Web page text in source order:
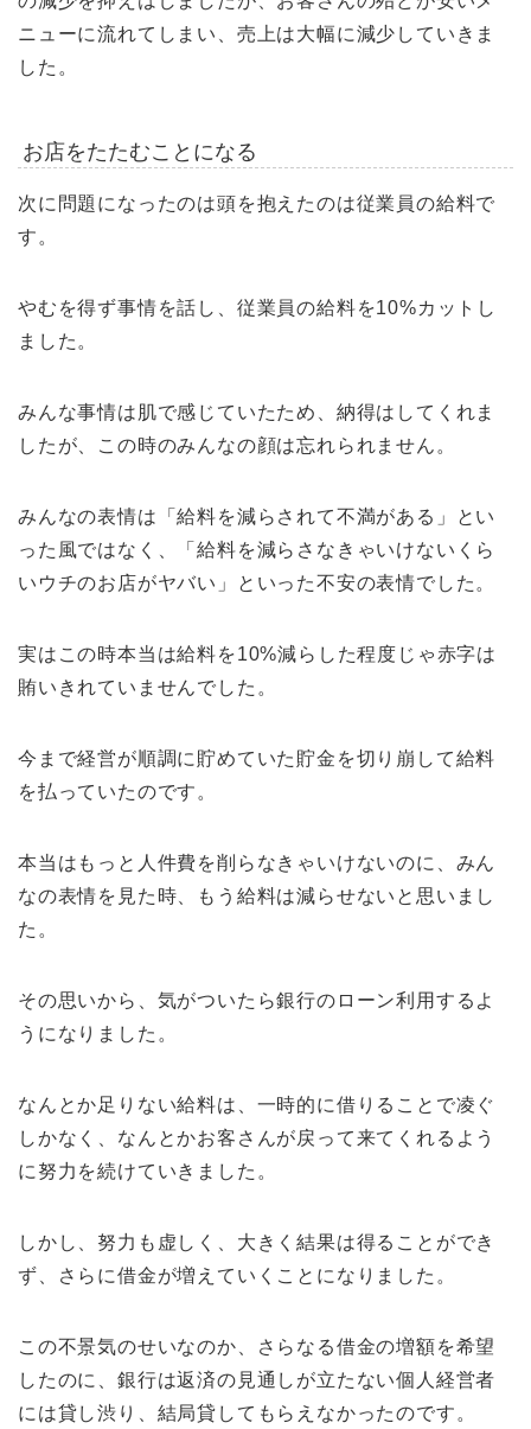
ニューに流れてしまい、売上は大幅に減少していきま
した。
お店をたたむことになる
次に問題になったのは頭を抱えたのは従業員の給料で
す。
やむを得ず事情を話し、従業員の給料を10%カットし
ました。
みんな事情は肌で感じていたため、納得はしてくれま
したが、この時のみんなの顔は忘れられません。
みんなの表情は「給料を減らされて不満がある」とい
った風ではなく、「給料を減らさなきゃいけないくら
いウチのお店がヤバい」といった不安の表情でした。
実はこの時本当は給料を10%減らした程度じゃ赤字は
賄いきれていませんでした。
今まで経営が順調に貯めていた貯金を切り崩して給料
を払っていたのです。
本当はもっと人件費を削らなきゃいけないのに、みん
なの表情を見た時、もう給料は減らせないと思いまし
た。
その思いから、気がついたら銀行のローン利用するよ
うになりました。
なんとか足りない給料は、一時的に借りることで凌ぐ
しかなく、なんとかお客さんが戻って来てくれるよう
に努力を続けていきました。
しかし、努力も虚しく、大きく結果は得ることができ
ず、さらに借金が増えていくことになりました。
この不景気のせいなのか、さらなる借金の増額を希望
したのに、銀行は返済の見通しが立たない個人経営者
には貸し渋り、結局貸してもらえなかったのです。